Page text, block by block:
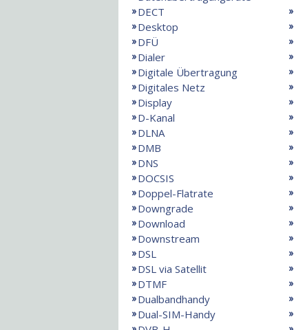
DECT
Desktop
DFÜ
Dialer
Digitale Übertragung
Digitales Netz
Display
D-Kanal
DLNA
DMB
DNS
DOCSIS
Doppel-Flatrate
Downgrade
Download
Downstream
DSL
DSL via Satellit
DTMF
Dualbandhandy
Dual-SIM-Handy